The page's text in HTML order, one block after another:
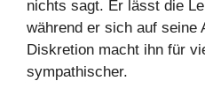
nichts sagt. Er lässt die
während er sich auf seine
Diskretion macht ihn für
sympathischer.